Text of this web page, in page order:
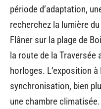
période d’adaptation,
recherchez la lumière
Flâner sur la plage de
la route de la Traversée
horloges. L’exposition
synchronisation, bien
une chambre climatisée.